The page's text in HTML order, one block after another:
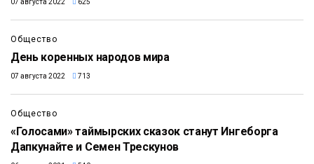
07 августа 2022 625
Общество
День коренных народов мира
07 августа 2022 713
Общество
«Голосами» таймырских сказок станут Ингеборга
Дапкунайте и Семен Трескунов